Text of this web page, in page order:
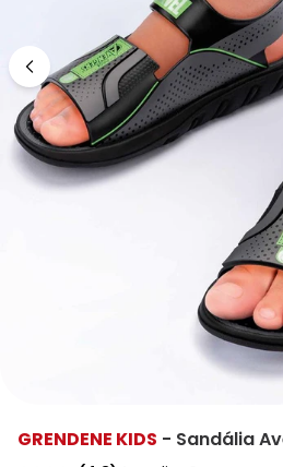
GRENDENE KIDS - Sandália